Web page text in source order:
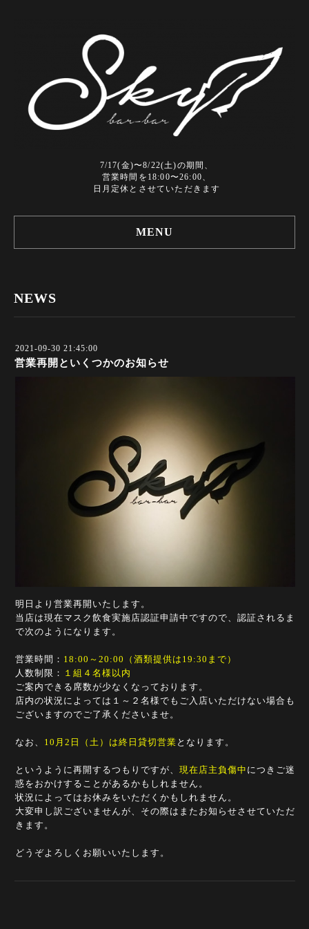
7/17(金)〜8/22(土)の期間、
営業時間を18:00〜26:00、
日月定休とさせていただきます
MENU
NEWS
2021-09-30 21:45:00
営業再開といくつかのお知らせ
明日より営業再開いたします。
当店は現在マスク飲食実施店認証申請中ですので、認証されるま
で次のようになります。
営業時間： 18:00～20:00（酒類提供は19:30まで）
人数制限： １組４名様以内
ご案内できる席数が少なくなっております。
店内の状況によっては１～２名様でもご入店いただけない場合も
ございますのでご了承くださいませ。
なお、 10月2日（土）は終日貸切営業 となります。
というように再開するつもりですが、 現在店主負傷中 につきご迷
惑をおかけすることがあるかもしれません。
状況によってはお休みをいただくかもしれません。
大変申し訳ございませんが、その際はまたお知らせさせていただ
きます。
どうぞよろしくお願いいたします。